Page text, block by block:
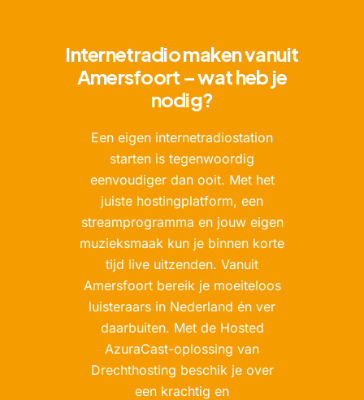
Internetradio maken vanuit
Amersfoort – wat heb je
nodig?
Een eigen internetradiostation
starten is tegenwoordig
eenvoudiger dan ooit. Met het
juiste hostingplatform, een
streamprogramma en jouw eigen
muzieksmaak kun je binnen korte
tijd live uitzenden. Vanuit
Amersfoort bereik je moeiteloos
luisteraars in Nederland én ver
daarbuiten. Met de Hosted
AzuraCast-oplossing van
Drechthosting beschik je over
een krachtig en